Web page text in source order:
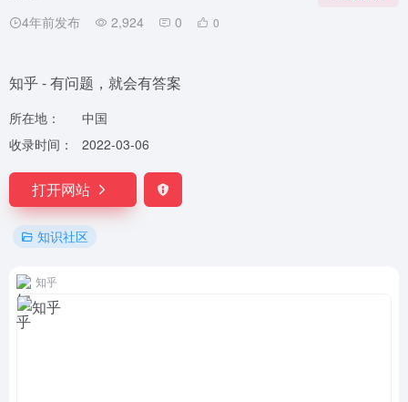
4年前发布 2,924 0 0
知乎 - 有问题，就会有答案
所在地：
中国
收录时间：
2022-03-06
打开网站
知识社区
知乎